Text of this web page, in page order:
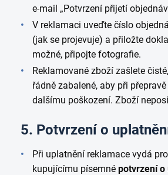
e-mail „Potvrzení přijetí
V reklamaci uveďte číslo
(jak se projevuje) a přiložte
možné, připojte fotografie.
Reklamované zboží zašlete
řádně zabalené, aby při
dalšímu poškození. Zboží
5. Potvrzení o
Při uplatnění reklamace vydá
kupujícímu písemné potvrzení o